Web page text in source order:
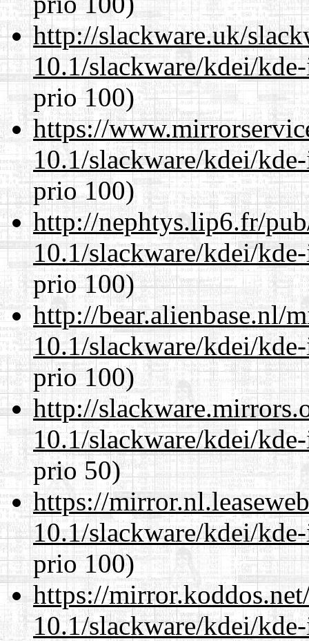
http://slackware.uk/
10.1/slackware/kdei/
prio 100)
https://
10.1/slackware/kdei/
prio 100)
http://nephtys.lip6.fr/
10.1/slackware/kdei/
prio 100)
http://bear.alienbase.nl/
10.1/slackware/kdei/
prio 100)
http://
10.1/slackware/kdei/
prio 50)
https://
10.1/slackware/kdei/
prio 100)
https://
10.1/slackware/kdei/